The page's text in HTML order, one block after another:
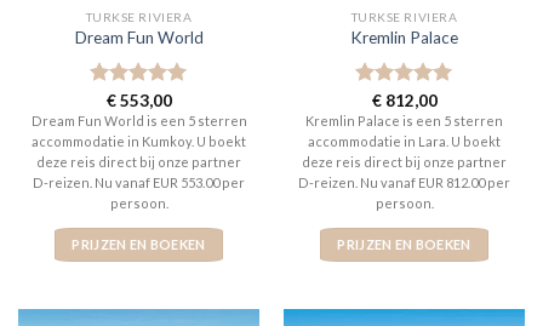
TURKSE RIVIERA
Dream Fun World
Gewaardeerd
5uit 5
€553,00
Dream Fun World is een 5 sterren
accommodatie in Kumkoy. U boekt
deze reis direct bij onze partner
D-reizen. Nu vanaf EUR 553.00 per
persoon.
PRIJZEN EN BOEKEN
TURKSE RIVIERA
Kremlin Palace
Gewaardeerd
5uit 5
€812,00
Kremlin Palace is een 5 sterren
accommodatie in Lara. U boekt
deze reis direct bij onze partner
D-reizen. Nu vanaf EUR 812.00 per
persoon.
PRIJZEN EN BOEKEN